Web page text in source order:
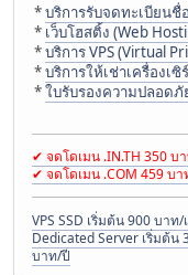
*บริการรับจดทะเบียนชื่
* เว็บโฮสติ้ง (Web
*บริการ VPS (Virtual
*บริการให้เช่าเครื่องเ
*ใบรับรองความปลอดภั
✔ จดโดเมน .IN.TH 350 บ
✔ จดโดเมน .COM 459 บ
VPS SSD เริ่มต้น 900 บาท/
Dedicated Server เริ่มต้น
บาท/ปี